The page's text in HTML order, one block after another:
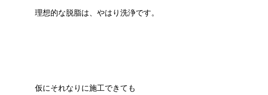
理想的な脱脂は、やはり洗浄です。
仮にそれなりに施工できても